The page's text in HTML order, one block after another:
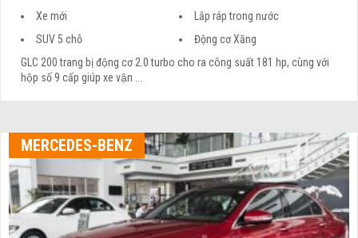
Xe mới
Lắp ráp trong nước
SUV 5 chỗ
Động cơ Xăng
GLC 200 trang bị động cơ 2.0 turbo cho ra công suất 181 hp, cùng với
hộp số 9 cấp giúp xe vận ...
MERCEDES-BENZ